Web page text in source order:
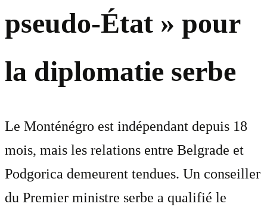
pseudo-État » pour
la diplomatie serbe
Le Monténégro est indépendant depuis 18
mois, mais les relations entre Belgrade et
Podgorica demeurent tendues. Un conseiller
du Premier ministre serbe a qualifié le